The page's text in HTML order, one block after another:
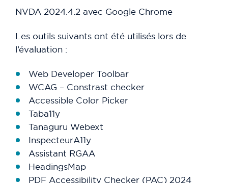
NVDA 2024.4.2 avec Google Chrome
Les outils suivants ont été utilisés lors de
l’évaluation :
Web Developer Toolbar
WCAG – Constrast checker
Accessible Color Picker
Taba11y
Tanaguru Webext
InspecteurA11y
Assistant RGAA
HeadingsMap
PDF Accessibility Checker (PAC) 2024